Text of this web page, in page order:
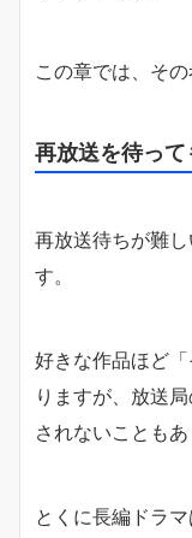
この章では、その
再放送を待っ
再放送待ちが難
す。
好きな作品ほど
りますが、放送
されないこともあ
とくに長編ドラ